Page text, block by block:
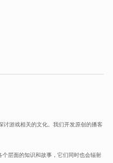
讨游戏相关的文化。我们开发原创的播客
层面的知识和故事，它们同时也会辐射